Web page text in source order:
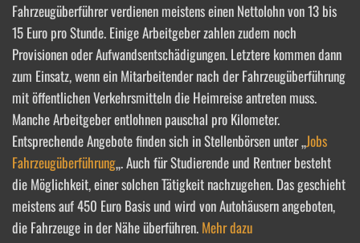
Fahrzeugüberführer verdienen meistens einen Nettolohn von 13 bis
15 Euro pro Stunde. Einige Arbeitgeber zahlen zudem noch
Provisionen oder Aufwandsentschädigungen. Letztere kommen dann
zum Einsatz, wenn ein Mitarbeitender nach der Fahrzeugüberführung
mit öffentlichen Verkehrsmitteln die Heimreise antreten muss.
Manche Arbeitgeber entlohnen pauschal pro Kilometer.
Entsprechende Angebote finden sich in Stellenbörsen unter „Jobs
Fahrzeugüberführung„. Auch für Studierende und Rentner besteht
die Möglichkeit, einer solchen Tätigkeit nachzugehen. Das geschieht
meistens auf 450 Euro Basis und wird von Autohäusern angeboten,
die Fahrzeuge in der Nähe überführen. Mehr dazu